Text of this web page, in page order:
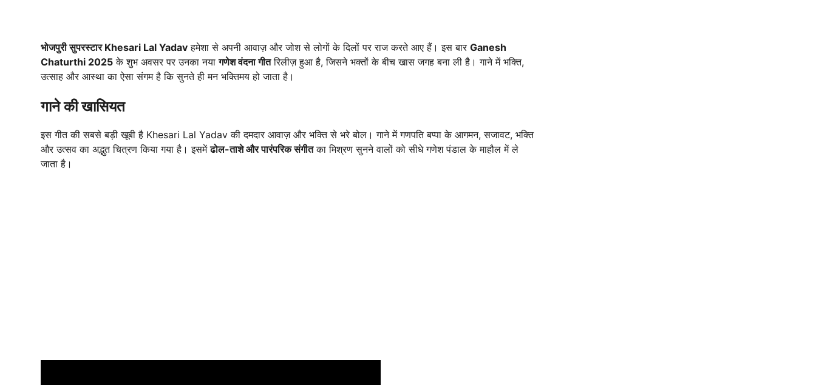
भोजपुरी सुपरस्टार Khesari Lal Yadav हमेशा से अपनी आवाज़ और जोश से लोगों के दिलों पर राज करते आए हैं। इस बार Ganesh
Chaturthi 2025 के शुभ अवसर पर उनका नयागणेश वंदना गीतरिलीज़ हुआ है, जिसने भक्तों के बीच खास जगह बना ली है। गाने में भक्ति,
उत्साह और आस्था का ऐसा संगम है कि सुनते ही मन भक्तिमय हो जाता है।
गाने की खासियत
इस गीत की सबसे बड़ी खूबी है Khesari Lal Yadav की दमदार आवाज़ और भक्ति से भरे बोल। गाने में गणपति बप्पा के आगमन, सजावट, भक्ति
और उत्सव का अद्भुत चित्रण किया गया है। इसमेंढोल-ताशे और पारंपरिक संगीतका मिश्रण सुनने वालों को सीधे गणेश पंडाल के माहौल में ले
जाता है।